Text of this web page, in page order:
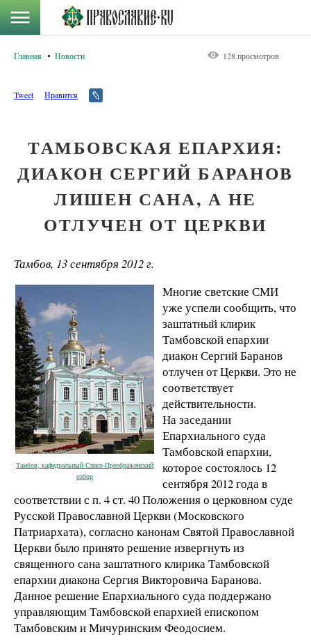
Главная Новости 128 просмотров
Tweet Нравится
ТАМБОВСКАЯ ЕПАРХИЯ:
ДИАКОН СЕРГИЙ БАРАНОВ
ЛИШЕН САНА, А НЕ
ОТЛУЧЕН ОТ ЦЕРКВИ
Тамбов, 13 сентября 2012 г.
Тамбов, кафедральный Спасо-Преображенский
собор
Многие светские СМИ
уже успели сообщить, что
заштатный клирик
Тамбовской епархии
диакон Сергий Баранов
отлучен от Церкви. Это не
соответствует
действительности.
На заседании
Епархиального суда
Тамбовской епархии,
которое состоялось 12
сентября 2012 года в
соответствии с п. 4 ст. 40 Положения о церковном суде
Русской Православной Церкви (Московского
Патриархата), согласно канонам Святой Православной
Церкви было принято решение извергнуть из
священного сана заштатного клирика Тамбовской
епархии диакона Сергия Викторовича Баранова.
Данное решение Епархиального суда поддержано
управляющим Тамбовской епархией епископом
Тамбовским и Мичуринским Феодосием.